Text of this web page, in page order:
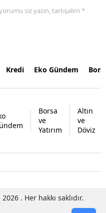
siz yazın, tartışalım *
Kredi Eko Gündem
Borsa
ve
Yatırım
Altın
ve
Döviz
. Her hakkı saklıdır.